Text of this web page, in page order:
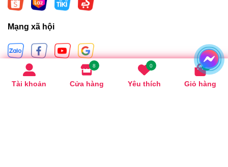
Tài khoản
8
Cửa hàng
0
Yêu thích
0
Giỏ hàng
Mạng xã hội
Hình thức thanh toán